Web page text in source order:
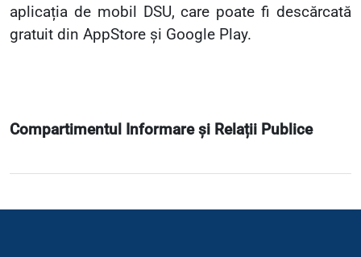
aplicația de mobil DSU, care poate fi descărcată
gratuit din AppStore și Google Play.
Compartimentul Informare și Relații Publice